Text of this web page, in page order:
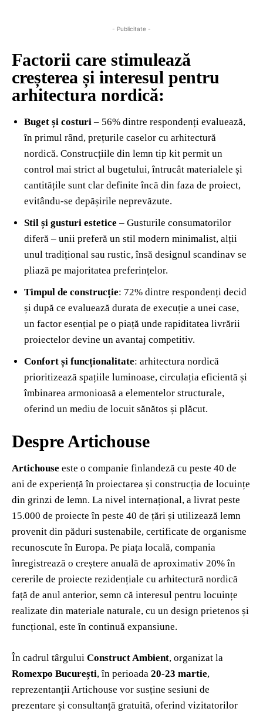
- Publicitate -
Factorii care stimulează
creșterea și interesul pentru
arhitectura nordică:
Buget și costuri – 56% dintre respondenți evaluează,
în primul rând, prețurile caselor cu arhitectură
nordică. Construcțiile din lemn tip kit permit un
control mai strict al bugetului, întrucât materialele și
cantitățile sunt clar definite încă din faza de proiect,
evitându-se depășirile neprevăzute.
Stil și gusturi estetice – Gusturile consumatorilor
diferă – unii preferă un stil modern minimalist, alții
unul tradițional sau rustic, însă designul scandinav se
pliază pe majoritatea preferințelor.
Timpul de construcție: 72% dintre respondenți decid
și după ce evaluează durata de execuție a unei case,
un factor esențial pe o piață unde rapiditatea livrării
proiectelor devine un avantaj competitiv.
Confort și funcționalitate: arhitectura nordică
prioritizează spațiile luminoase, circulația eficientă și
îmbinarea armonioasă a elementelor structurale,
oferind un mediu de locuit sănătos și plăcut.
Despre Artichouse
Artichouse este o companie finlandeză cu peste 40 de
ani de experiență în proiectarea și construcția de locuințe
din grinzi de lemn. La nivel internațional, a livrat peste
15.000 de proiecte în peste 40 de țări și utilizează lemn
provenit din păduri sustenabile, certificate de organisme
recunoscute în Europa. Pe piața locală, compania
înregistrează o creștere anuală de aproximativ 20% în
cererile de proiecte rezidențiale cu arhitectură nordică
față de anul anterior, semn că interesul pentru locuințe
realizate din materiale naturale, cu un design prietenos și
funcțional, este în continuă expansiune.
În cadrul târgului Construct Ambient, organizat la
Romexpo București, în perioada 20-23 martie,
reprezentanții Artichouse vor susține sesiuni de
prezentare și consultanță gratuită, oferind vizitatorilor